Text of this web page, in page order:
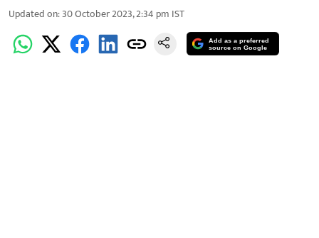
Updated on:30 October 2023, 2:34 pm IST
Add as a preferred
source on Google